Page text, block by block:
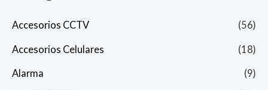
Accesorios CCTV (56)
Accesorios Celulares (18)
Alarma (9)